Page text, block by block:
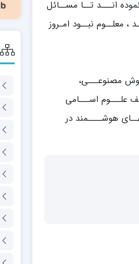
انـــد تــا مســائل
، معلــوم نبــود امـروز
مصنوعـــی،
علـــوم اســـامی
هوشــــمند در